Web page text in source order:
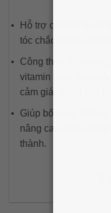
Hỗ trợ cân bằng nội
tóc chắc khỏe và
Công thức từ mầm
vitamin giúp làm
cảm giác thoải mái
Giúp bổ sung dưỡng
nâng cao chất lượng
thành.